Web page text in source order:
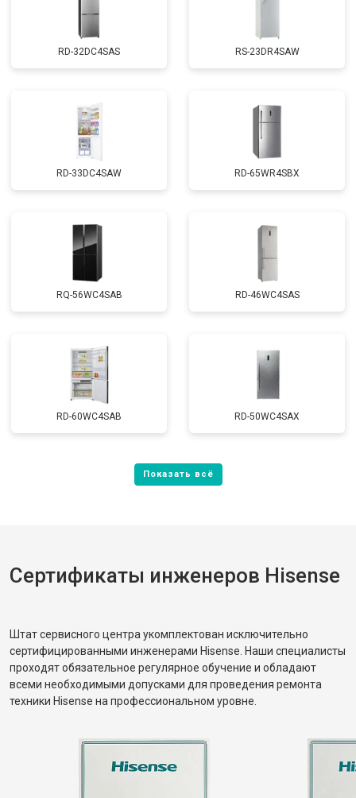
RD-32DC4SAS RS-23DR4SAW
RD-33DC4SAW RD-65WR4SBX
RQ-56WC4SAB RD-46WC4SAS
RD-60WC4SAB RD-50WC4SAX
Сертификаты инженеров Hisense
Штат сервисного центра укомплектован исключительно
сертифицированными инженерами Hisense. Наши специалисты
проходят обязательное регулярное обучение и обладают
всеми необходимыми допусками для проведения ремонта
техники Hisense на профессиональном уровне.